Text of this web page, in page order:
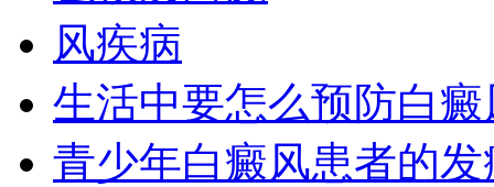
生活中要怎么预防白
青少年白癜风患者的